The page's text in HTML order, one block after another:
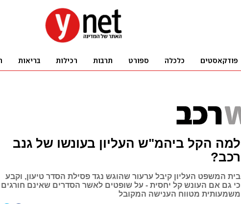
למה הקל ביהמ"ש העליון בעונשו של גנב
רכב?
בית המשפט העליון קיבל ערעור שהוגש נגד פסילת הסדר טיעון, וקבע
כי גם אם העונש קל יחסית - על שופטים לאשר הסדרים שאינם חורגים
משמעותית מטווח הענישה המקובל